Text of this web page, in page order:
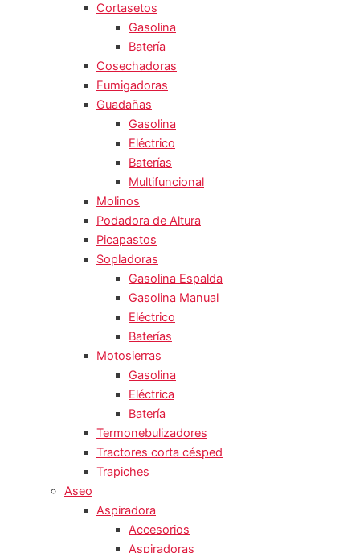
Cortasetos
Gasolina
Batería
Cosechadoras
Fumigadoras
Guadañas
Gasolina
Eléctrico
Baterías
Multifuncional
Molinos
Podadora de Altura
Picapastos
Sopladoras
Gasolina Espalda
Gasolina Manual
Eléctrico
Baterías
Motosierras
Gasolina
Eléctrica
Batería
Termonebulizadores
Tractores corta césped
Trapiches
Aseo
Aspiradora
Accesorios
Aspiradoras